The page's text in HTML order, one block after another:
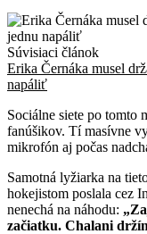
Súvisiaci článok
Erika Černáka musel
napáliť
Sociálne siete po tomto
fanúšikov. Tí masívne
mikrofón aj počas
Samotná lyžiarka na
hokejistom poslala cez
nenechá na náhodu:
začiatku. Chalani